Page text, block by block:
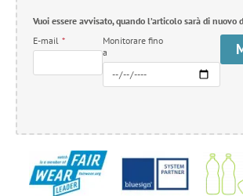
Vuoi essere avvisato, quando l’articolo sarà di nuovo
E-mail *
Monitorare fino
a